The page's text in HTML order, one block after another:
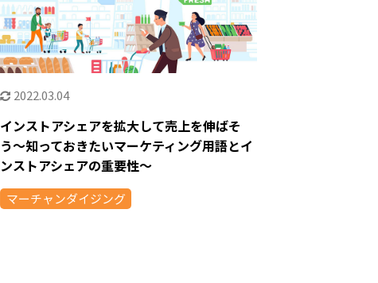
2022.03.04
インストアシェアを拡大して売上を伸ばそ
う〜知っておきたいマーケティング用語とイ
ンストアシェアの重要性〜
マーチャンダイジング